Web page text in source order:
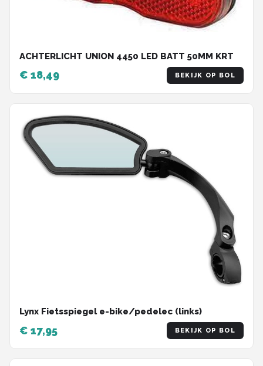
ACHTERLICHT UNION 4450 LED BATT 50MM KRT
€ 18,49 BEKIJK OP BOL
Lynx Fietsspiegel e-bike/pedelec (links)
€ 17,95 BEKIJK OP BOL